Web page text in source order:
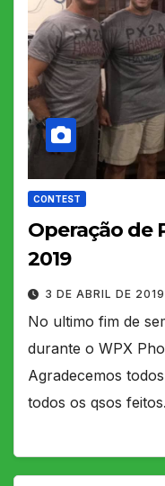
CONTEST
Operação de
2019
3 DE ABRIL DE 2019
No ultimo fim de
durante o WPX
Agradecemos
todos os qsos